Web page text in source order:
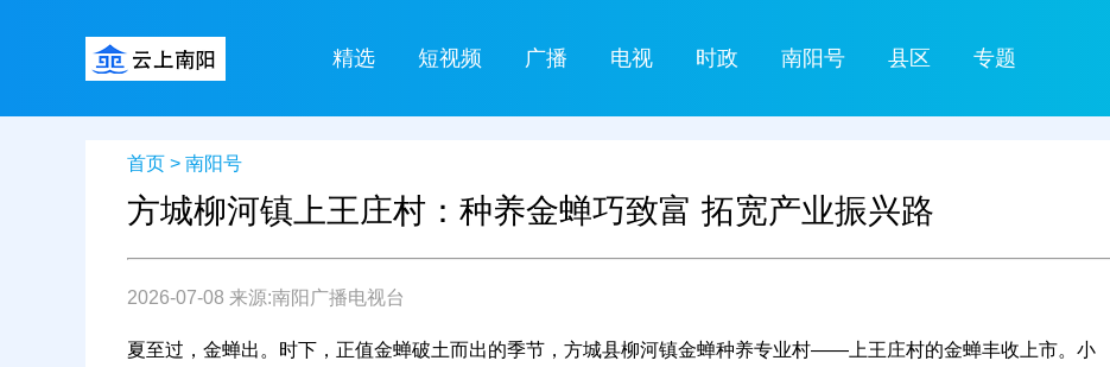
精选 短视频 广播 电视 时政 南阳号 县区 专题
首页 > 南阳号
方城柳河镇上王庄村：种养金蝉巧致富 拓宽产业振兴路
2026-07-08 来源:南阳广播电视台
夏至过，金蝉出。时下，正值金蝉破土而出的季节，方城县柳河镇金蝉种养专业村——上王庄村的金蝉丰收上市。小